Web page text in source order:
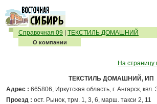
Справочная 09 ТЕКСТИЛЬ ДОМАШНИЙ
О компании
На страницу
ТЕКСТИЛЬ ДОМАШНИЙ, ИП
Адрес : 665806, Иркутская область, г. Ангарск, квл.
Проезд : ост. Рынок, трм. 1, 3, 6, марш. такси 2, 11